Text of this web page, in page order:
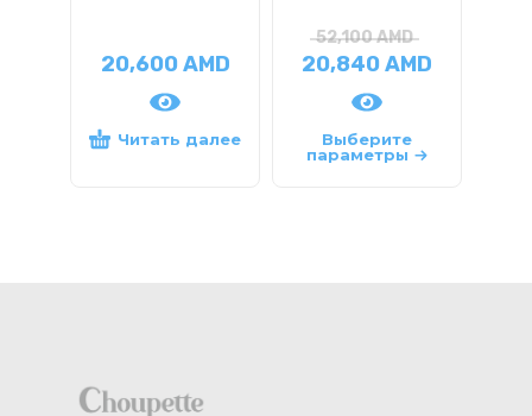
20,600AMD
Читать далее
52,100AMD
20,840AMD
Выберите
параметры